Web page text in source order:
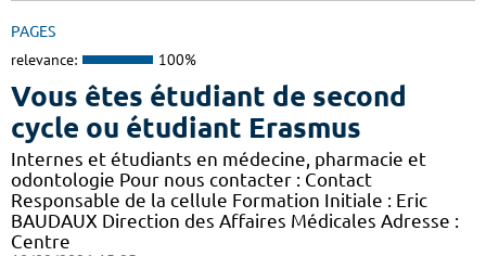
PAGES
relevance: 100%
Vous êtes étudiant de second
cycle ou étudiant Erasmus
Internes et étudiants en médecine, pharmacie et
odontologie Pour nous contacter : Contact
Responsable de la cellule Formation Initiale : Eric
BAUDAUX Direction des Affaires Médicales Adresse :
Centre